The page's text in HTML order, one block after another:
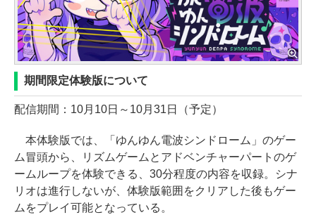
期間限定体験版について
配信期間：10月10日～10月31日（予定）
本体験版では、「ゆんゆん電波シンドローム」のゲー
ム冒頭から、リズムゲームとアドベンチャーパートのゲ
ームループを体験できる、30分程度の内容を収録。シナ
リオは進行しないが、体験版範囲をクリアした後もゲー
ムをプレイ可能となっている。